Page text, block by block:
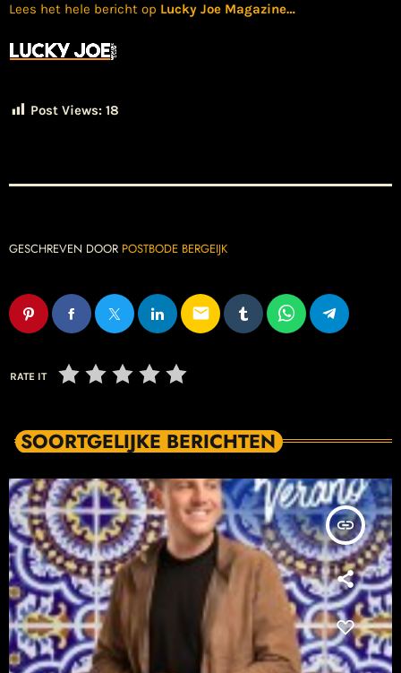
Lees het hele bericht op Lucky Joe Magazine…
Post Views: 18
GESCHREVEN DOOR POSTBODE BERGEIJK
email
RATE IT
SOORTGELIJKE BERICHTEN
insert_link